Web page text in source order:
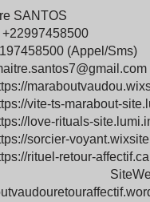
SANTOS
+22997458500
(Appel/Sms)
vite-ts-marabout-
love-rituals-
sorcier-
rituel-retour-